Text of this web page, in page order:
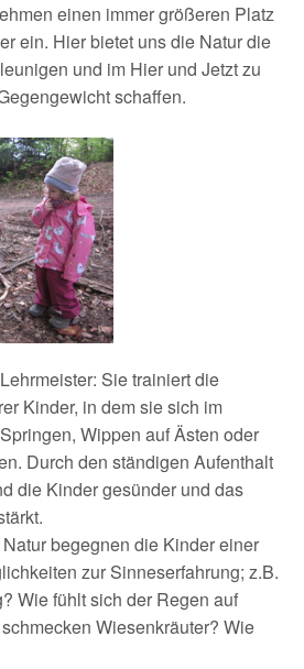
einen immer größeren Platz
ein. Hier bietet uns die Natur die
und im Hier und Jetzt zu
schaffen.
Sie trainiert die
Kinder, in dem sie sich im
Wippen auf Ästen oder
Durch den ständigen Aufenthalt
die Kinder gesünder und das
begegnen die Kinder einer
zur Sinneserfahrung; z.B.
Wie fühlt sich der Regen auf
Wiesenkräuter? Wie